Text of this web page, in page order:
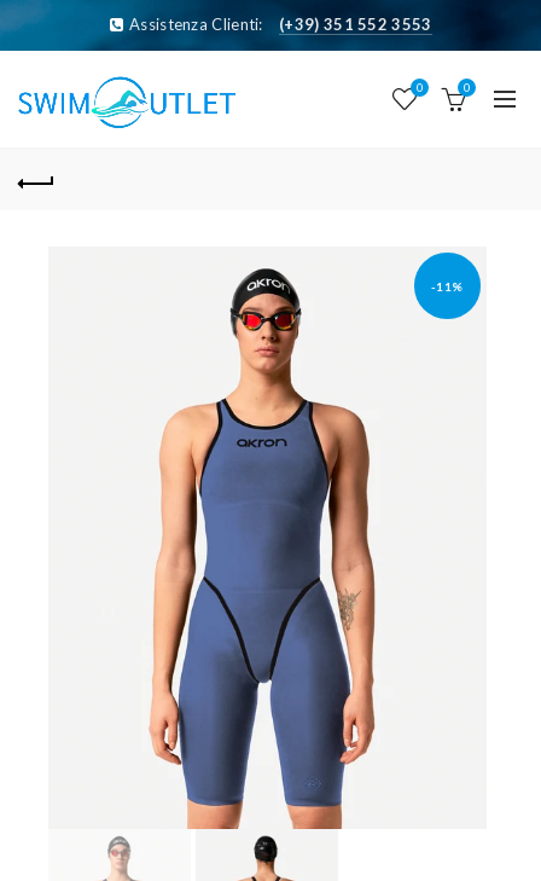
Assistenza Clienti: (+39) 351 552 3553
0 0
-11%